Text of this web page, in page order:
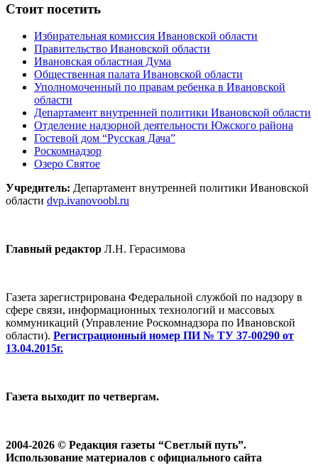
Стоит посетить
Избирательная комиссия Ивановской области
Правительство Ивановской области
Ивановская областная Дума
Общественная палата Ивановской области
Уполномоченный по правам ребенка в Ивановской
области
Департамент внутренней политики Ивановской области
Отделение надзорной деятельности Южского района
Гостевой дом “Русская Дача”
Роскомнадзор
Озеро Святое
Учредитель: Департамент внутренней политики Ивановской
области dvp.ivanovoobl.ru
Главный редактор Л.Н. Герасимова
Газета зарегистрирована Федеральной службой по надзору в
сфере связи, информационных технологий и массовых
коммуникаций (Управление Роскомнадзора по Ивановской
области). Регистрационный номер ПИ № ТУ 37-00290 от
13.04.2015г.
Газета выходит по четвергам.
2004-2026 © Редакция газеты “Светлый путь”.
Использование материалов с официального сайта